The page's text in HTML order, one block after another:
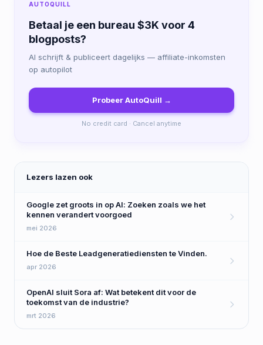
AUTOQUILL
Betaal je een bureau $3K voor 4
blogposts?
AI schrijft & publiceert dagelijks — affiliate-inkomsten
op autopilot
Probeer AutoQuill →
No credit card · Cancel anytime
Lezers lazen ook
Google zet groots in op AI: Zoeken zoals we het
kennen verandert voorgoed
mei 2026
Hoe de Beste Leadgeneratiediensten te Vinden.
apr 2026
OpenAI sluit Sora af: Wat betekent dit voor de
toekomst van de industrie?
mrt 2026